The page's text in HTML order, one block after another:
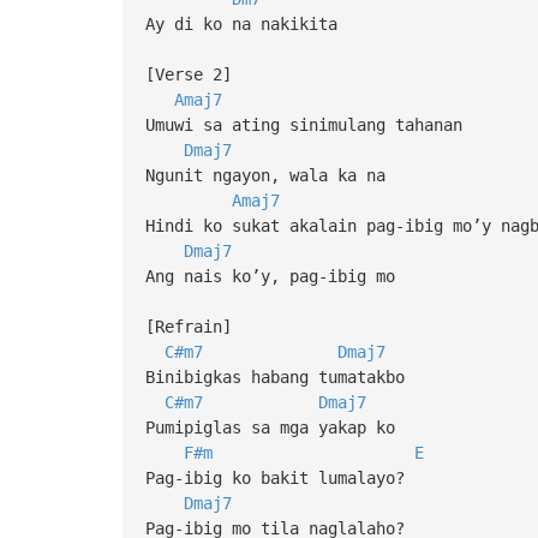
Ay di ko na nakikita
[Verse 2]
Amaj7
Umuwi sa ating sinimulang tahanan
Dmaj7
Ngunit ngayon, wala ka na
Amaj7
Hindi ko sukat akalain pag-ibig mo’y
Dmaj7
Ang nais ko’y, pag-ibig mo
[Refrain]
C#m7
Dmaj7
Binibigkas habang tumatakbo
C#m7
Dmaj7
Pumipiglas sa mga yakap ko
F#m
E
Pag-ibig ko bakit lumalayo?
Dmaj7
Pag-ibig mo tila naglalaho?